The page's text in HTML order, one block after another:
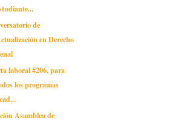
de
en Derecho
laboral #206, para
los programas
Asamblea de